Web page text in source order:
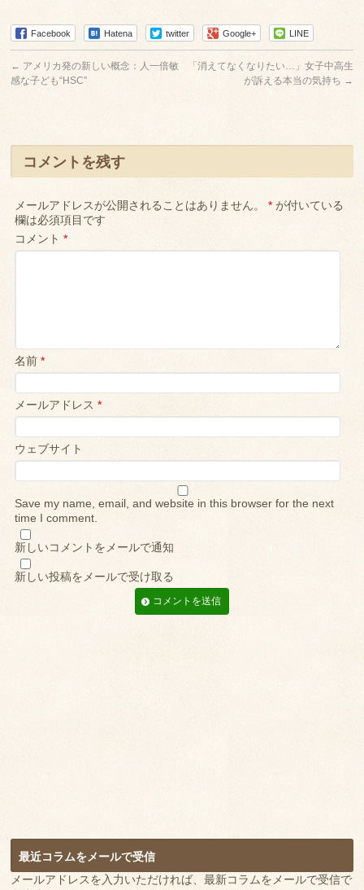
Facebook Hatena twitter Google+ LINE
← アメリカ発の新しい概念：人一倍敏
感な子ども“HSC”
「消えてなくなりたい…」女子中高生
が訴える本当の気持ち →
コメントを残す
メールアドレスが公開されることはありません。 * が付いている
欄は必須項目です
コメント*
名前*
メールアドレス*
ウェブサイト
Save my name, email, and website in this browser for the next
time I comment.
新しいコメントをメールで通知
新しい投稿をメールで受け取る
最近コラムをメールで受信
メールアドレスを入力いただければ、最新コラムをメールで受信で